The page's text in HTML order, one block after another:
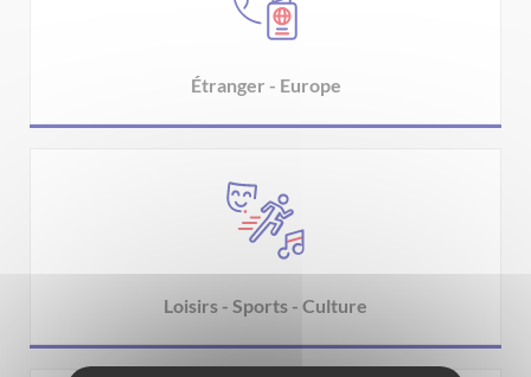
Étranger - Europe
Loisirs - Sports - Culture